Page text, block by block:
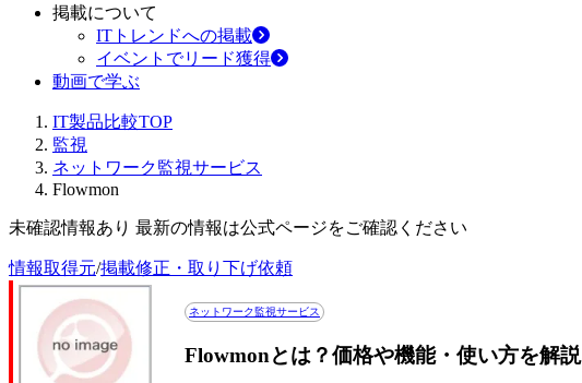
掲載について
ITトレンドへの掲載
イベントでリード獲得
動画で学ぶ
IT製品比較TOP
監視
ネットワーク監視サービス
Flowmon
未確認情報あり 最新の情報は公式ページをご確認ください
情報取得元/掲載修正・取り下げ依頼
ネットワーク監視サービス
Flowmonとは？価格や機能・使い方を解説